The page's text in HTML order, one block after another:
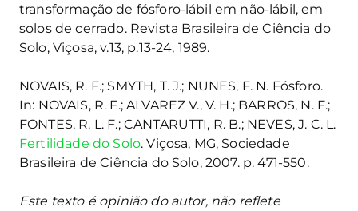
transformação de fósforo-lábil em não-lábil, em
solos de cerrado. Revista Brasileira de Ciência do
Solo, Viçosa, v.13, p.13-24, 1989.
NOVAIS, R. F.; SMYTH, T. J.; NUNES, F. N. Fósforo.
In: NOVAIS, R. F.; ALVAREZ V., V. H.; BARROS, N. F.;
FONTES, R. L. F.; CANTARUTTI, R. B.; NEVES, J. C. L.
Fertilidade do Solo. Viçosa, MG, Sociedade
Brasileira de Ciência do Solo, 2007. p. 471-550.
Este texto é opinião do autor, não reflete